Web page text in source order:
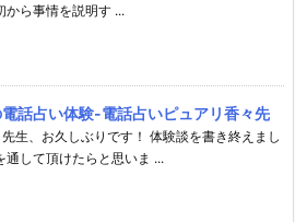
から事情を説明す ...
話占い体験-電話占いピュアリ香々先
先生、お久しぶりです！ 体験談を書き終えまし
通して頂けたらと思いま ...